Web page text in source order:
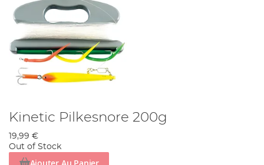
Kinetic Pilkesnore 200g
19,99 €
Out of Stock
Ajouter Au Panier